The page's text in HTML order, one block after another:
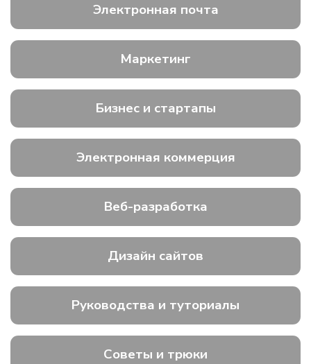
Электронная почта
Маркетинг
Бизнес и стартапы
Электронная коммерция
Веб-разработка
Дизайн сайтов
Руководства и туториалы
Советы и трюки